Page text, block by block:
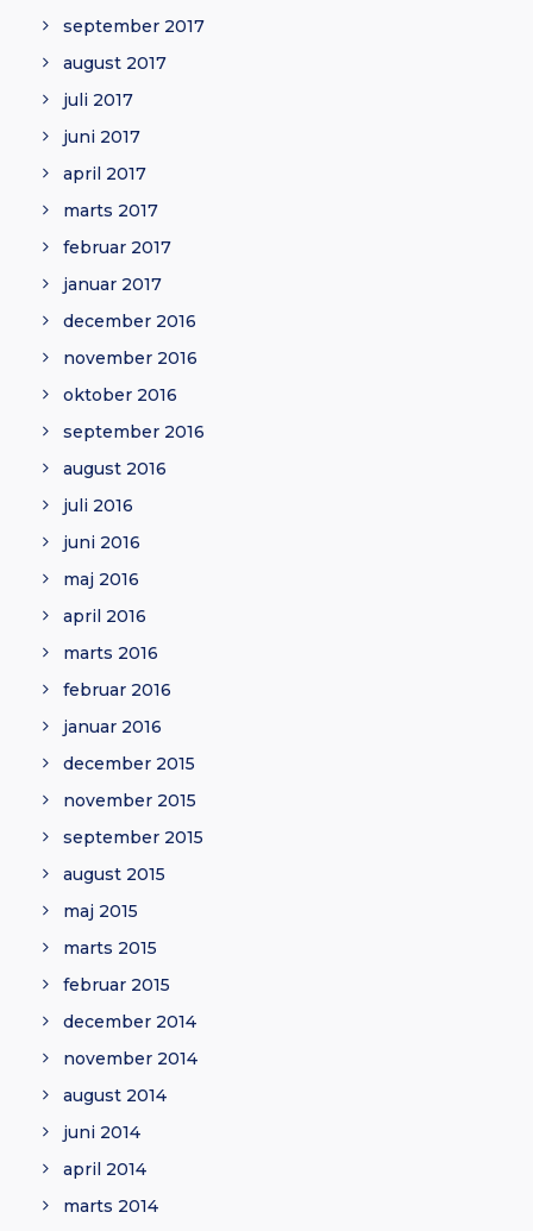
september 2017
august 2017
juli 2017
juni 2017
april 2017
marts 2017
februar 2017
januar 2017
december 2016
november 2016
oktober 2016
september 2016
august 2016
juli 2016
juni 2016
maj 2016
april 2016
marts 2016
februar 2016
januar 2016
december 2015
november 2015
september 2015
august 2015
maj 2015
marts 2015
februar 2015
december 2014
november 2014
august 2014
juni 2014
april 2014
marts 2014